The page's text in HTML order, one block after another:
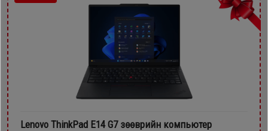
Lenovo ThinkPad E14 G7 зөөврийн компьютер